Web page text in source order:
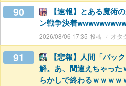
90
【速報】とある魔術
ン戦争決着
2026/08/06 17:35 オタ
91
【悲報】人間「バッ
解。あ、間違えちゃっ
らかしで終わるｗｗｗｗ